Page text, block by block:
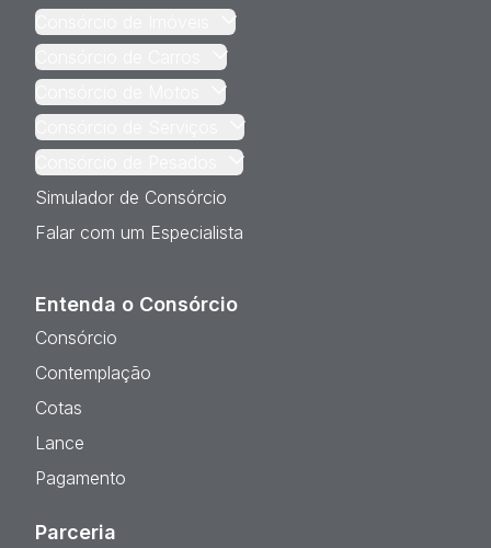
Simulador de Consórcio
Falar com um Especialista
Entenda o Consórcio
Consórcio
Contemplação
Cotas
Lance
Pagamento
Parceria